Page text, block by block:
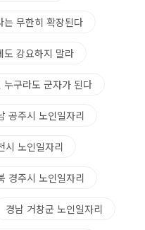
무한히 확장된다
도 강요하지 말라
구라도 군자가 된다
공주시 노인일자리
시 노인일자리
경주시 노인일자리
경남 거창군 노인일자리